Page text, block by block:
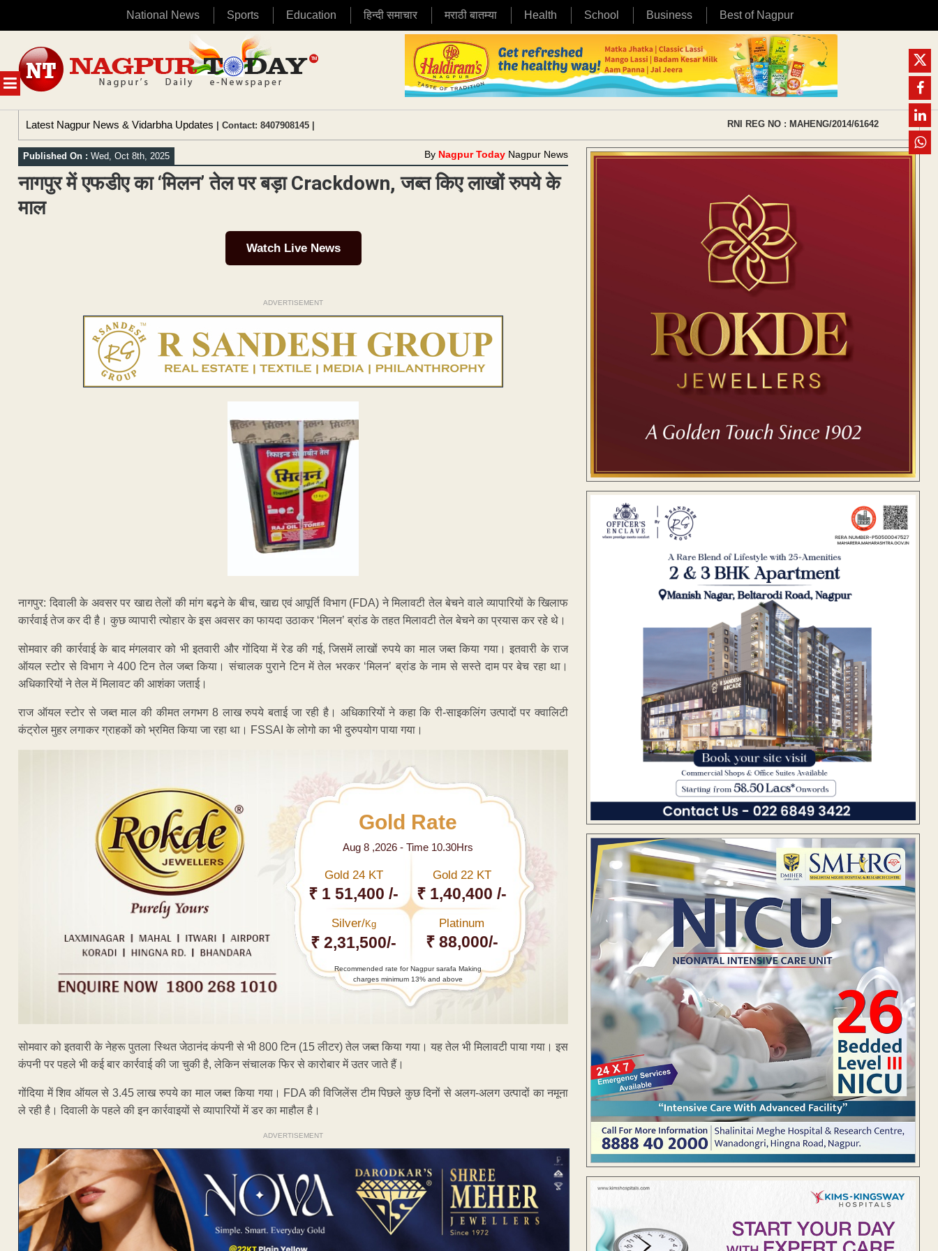
National News Sports Education हिन्दी समाचार मराठी बातम्या Health School Business Best of Nagpur
MENU
content
Latest Nagpur News & Vidarbha Updates | Contact: 8407908145 | RNI REG NO : MAHENG/2014/61642
Published On : Wed, Oct 8th, 2025 By Nagpur Today Nagpur News
नागपुर में एफडीए का ‘मिलन’ तेल पर बड़ा Crackdown, जब्त किए लाखों रुपये के
माल
Watch Live News
ADVERTISEMENT
नागपुर: दिवाली के अवसर पर खाद्य तेलों की मांग बढ़ने के बीच, खाद्य एवं आपूर्ति विभाग (FDA) ने मिलावटी तेल बेचने वाले व्यापारियों के खिलाफ
कार्रवाई तेज कर दी है। कुछ व्यापारी त्योहार के इस अवसर का फायदा उठाकर ‘मिलन’ ब्रांड के तहत मिलावटी तेल बेचने का प्रयास कर रहे थे।
सोमवार की कार्रवाई के बाद मंगलवार को भी इतवारी और गोंदिया में रेड की गई, जिसमें लाखों रुपये का माल जब्त किया गया। इतवारी के राज
ऑयल स्टोर से विभाग ने 400 टिन तेल जब्त किया। संचालक पुराने टिन में तेल भरकर ‘मिलन’ ब्रांड के नाम से सस्ते दाम पर बेच रहा था।
अधिकारियों ने तेल में मिलावट की आशंका जताई।
राज ऑयल स्टोर से जब्त माल की कीमत लगभग 8 लाख रुपये बताई जा रही है। अधिकारियों ने कहा कि री-साइकलिंग उत्पादों पर क्वालिटी
कंट्रोल मुहर लगाकर ग्राहकों को भ्रमित किया जा रहा था। FSSAI के लोगो का भी दुरुपयोग पाया गया।
Gold Rate
Aug 8 ,2026 - Time 10.30Hrs
Gold 24 KT
₹ 1 51,400 /-
Gold 22 KT
₹ 1,40,400 /-
Silver/Kg
₹ 2,31,500/-
Platinum
₹ 88,000/-
Recommended rate for Nagpur sarafa Making
charges minimum 13% and above
सोमवार को इतवारी के नेहरू पुतला स्थित जेठानंद कंपनी से भी 800 टिन (15 लीटर) तेल जब्त किया गया। यह तेल भी मिलावटी पाया गया। इस
कंपनी पर पहले भी कई बार कार्रवाई की जा चुकी है, लेकिन संचालक फिर से कारोबार में उतर जाते हैं।
गोंदिया में शिव ऑयल से 3.45 लाख रुपये का माल जब्त किया गया। FDA की विजिलेंस टीम पिछले कुछ दिनों से अलग-अलग उत्पादों का नमूना
ले रही है। दिवाली के पहले की इन कार्रवाइयों से व्यापारियों में डर का माहौल है।
ADVERTISEMENT